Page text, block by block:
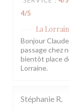
4/5
La
Bonjour
passage chez
bientôt place
Lorraine.
Stéphanie R